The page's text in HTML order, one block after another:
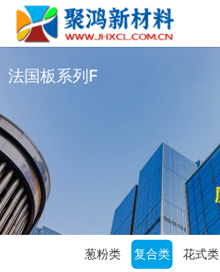
法国板系列F
葱粉类 复合类 花式类